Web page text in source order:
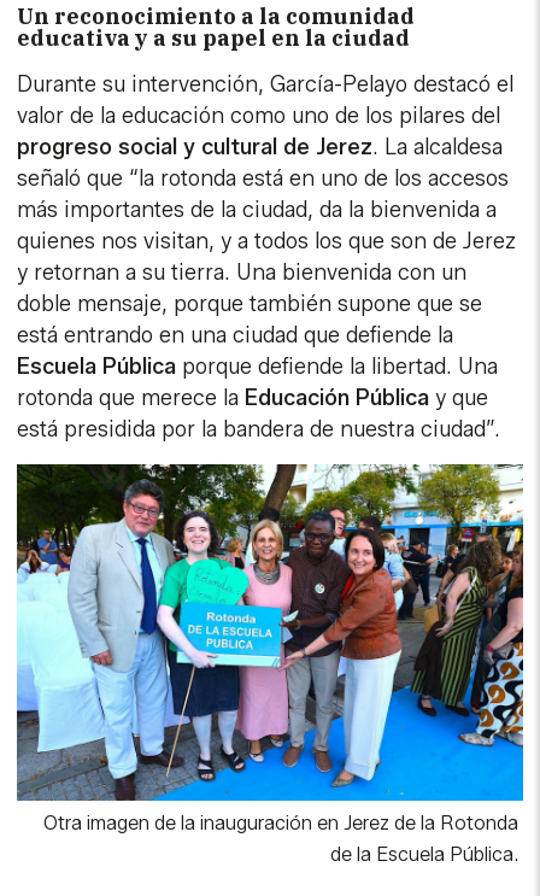
Un reconocimiento a la comunidad
educativa y a su papel en la ciudad
Durante su intervención, García-Pelayo destacó el
valor de la educación como uno de los pilares del
progreso social y cultural de Jerez. La alcaldesa
señaló que “la rotonda está en uno de los accesos
más importantes de la ciudad, da la bienvenida a
quienes nos visitan, y a todos los que son de Jerez
y retornan a su tierra. Una bienvenida con un
doble mensaje, porque también supone que se
está entrando en una ciudad que defiende la
Escuela Pública porque defiende la libertad. Una
rotonda que merece la Educación Públicay que
está presidida por la bandera de nuestra ciudad”.
Otra imagen de la inauguración en Jerez de la Rotonda
de la Escuela Pública.